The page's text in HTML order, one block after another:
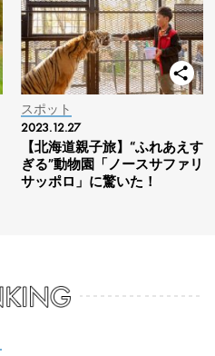
スポット
2023.12.27
【北海道親子旅】“ふれあえす
ぎる”動物園「ノースサファリ
サッポロ」に驚いた！